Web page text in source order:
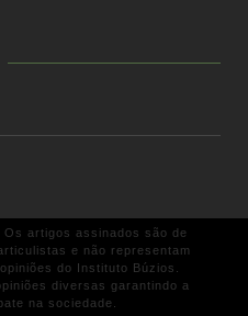
artigos assinados são de
e não representam
do Instituto Búzios.
diversas garantindo a
na sociedade.